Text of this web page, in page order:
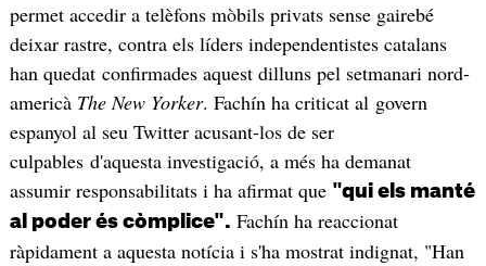
permet accedir a telèfons mòbils privats sense gairebé
deixar rastre, contra els líders independentistes catalans
han quedat confirmades aquest dilluns pel setmanari nord-
americà The New Yorker. Fachín ha criticat al govern
espanyol al seu Twitter acusant-los de ser
culpables d'aquesta investigació, a més ha demanat
assumir responsabilitats i ha afirmat que "qui els manté
al poder és còmplice". Fachín ha reaccionat
ràpidament a aquesta notícia i s'ha mostrat indignat, "Han